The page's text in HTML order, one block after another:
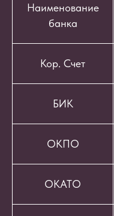
Наименование
банка
Кор. Счет
БИК
ОКПО
ОКАТО